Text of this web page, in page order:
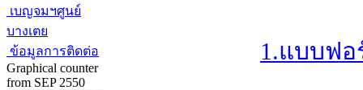
เบญจมฯศูนย์
บางเตย
ข้อมูลการติดต่อ
Graphical counter
from SEP 2550
1.แบบฟ